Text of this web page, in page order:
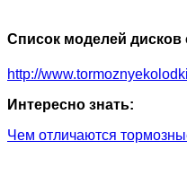
Список моделей дисков
http://
Интересно знать:
Чем отличаются